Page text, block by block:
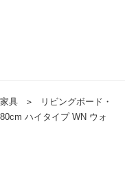
具 ＞
リビングボード・
ハイタイプ WN ウォ